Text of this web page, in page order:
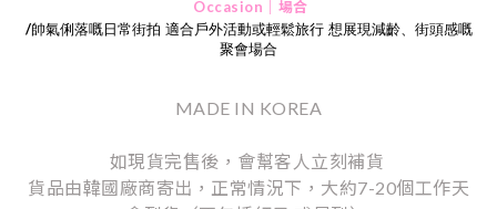
Occasion｜場合
/帥氣俐落嘅日常街拍 適合戶外活動或輕鬆旅行 想展現減齡、街頭感嘅
聚會場合
MADE IN KOREA
如現貨完售後，會幫客人立刻補貨
貨品由韓國廠商寄出，正常情況下，大約7-20個工作天